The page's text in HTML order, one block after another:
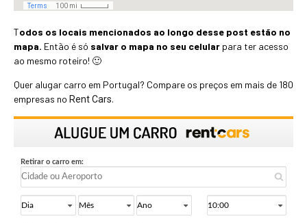
Todos os locais mencionados ao longo desse post estão no
mapa. Então é só salvar o mapa no seu celular para ter acesso
ao mesmo roteiro! 🙂
Quer alugar carro em Portugal? Compare os preços em mais de 180
empresas no Rent Cars.